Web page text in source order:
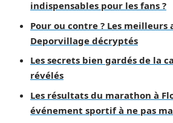
indispensables pour les fans ?
Pour ou contre ? Les meilleurs
Deporvillage décryptés
Les secrets bien gardés de la
révélés
Les résultats du marathon à
événement sportif à ne pas